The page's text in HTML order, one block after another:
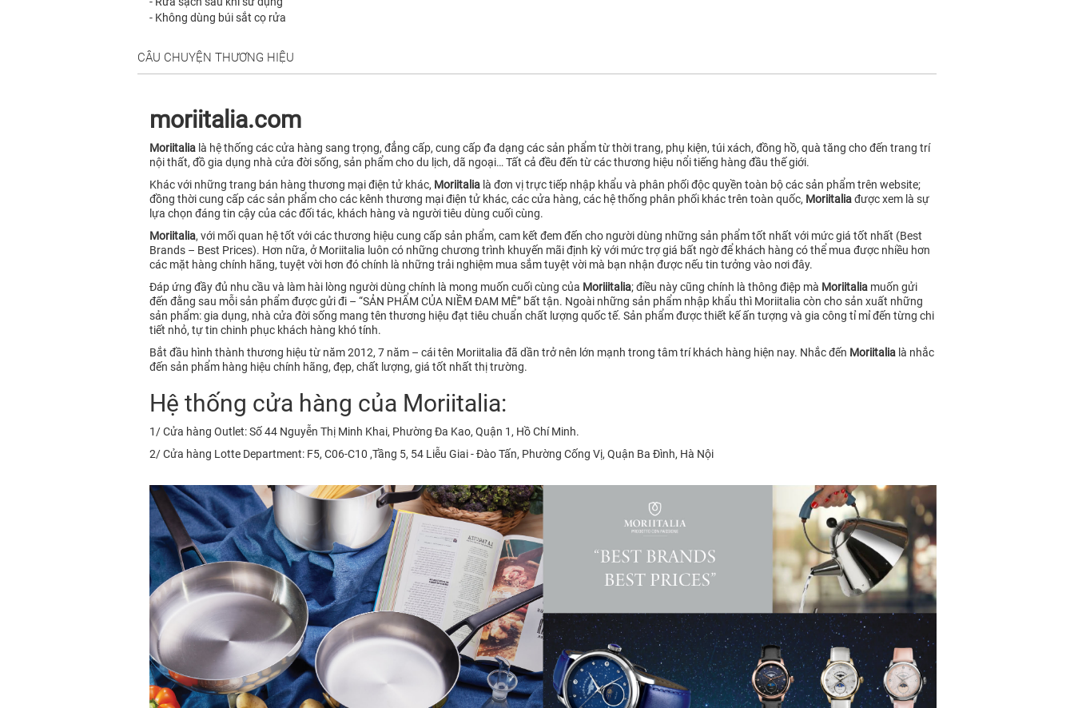
- Không dùng búi sắt cọ rửa
CÂU CHUYỆN THƯƠNG HIỆU
moriitalia.com
Moriitalia là hệ thống các cửa hàng sang trọng, đẳng cấp, cung cấp đa dạng các sản phẩm từ thời trang, phụ kiện, túi xách, đồng hồ, quà tăng cho đến trang trí
nội thất, đồ gia dụng nhà cửa đời sống, sản phẩm cho du lịch, dã ngoại… Tất cả đều đến từ các thương hiệu nổi tiếng hàng đầu thế giới.
Khác với những trang bán hàng thương mại điện tử khác, Moriitalia là đơn vị trực tiếp nhập khẩu và phân phối độc quyền toàn bộ các sản phẩm trên website;
đồng thời cung cấp các sản phẩm cho các kênh thương mại điện tử khác, các cửa hàng, các hệ thống phân phối khác trên toàn quốc, Moriitaliađược xem là sự
lựa chọn đáng tin cậy của các đối tác, khách hàng và người tiêu dùng cuối cùng.
Moriitalia, với mối quan hệ tốt với các thương hiệu cung cấp sản phẩm, cam kết đem đến cho người dùng những sản phẩm tốt nhất với mức giá tốt nhất (Best
Brands – Best Prices). Hơn nữa, ở Moriitalia luôn có những chương trình khuyến mãi định kỳ với mức trợ giá bất ngờ để khách hàng có thể mua được nhiều hơn
các mặt hàng chính hãng, tuyệt vời hơn đó chính là những trải nghiệm mua sắm tuyệt vời mà bạn nhận được nếu tin tưởng vào nơi đây.
Đáp ứng đầy đủ nhu cầu và làm hài lòng người dùng chính là mong muốn cuối cùng của Moriiitalia; điều này cũng chính là thông điệp mà Moriitalia muốn gửi
đến đằng sau mỗi sản phẩm được gửi đi – “SẢN PHẨM CỦA NIỀM ĐAM MÊ” bất tận. Ngoài những sản phẩm nhập khẩu thì Moriitalia còn cho sản xuất những
sản phẩm: gia dụng, nhà cửa đời sống mang tên thương hiệu đạt tiêu chuẩn chất lượng quốc tế. Sản phẩm được thiết kế ấn tượng và gia công tỉ mỉ đến từng chi
tiết nhỏ, tự tin chinh phục khách hàng khó tính.
Bắt đầu hình thành thương hiệu từ năm 2012, 7 năm – cái tên Moriitalia đã dần trở nên lớn mạnh trong tâm trí khách hàng hiện nay. Nhắc đến Moriitalia là nhắc
đến sản phẩm hàng hiệu chính hãng, đẹp, chất lượng, giá tốt nhất thị trường.
Hệ thống cửa hàng của Moriitalia:
1/ Cửa hàng Outlet: Số 44 Nguyễn Thị Minh Khai, Phường Đa Kao, Quận 1, Hồ Chí Minh.
2/ Cửa hàng Lotte Department: F5, C06-C10 ,Tầng 5, 54 Liễu Giai - Đào Tấn, Phường Cống Vị, Quận Ba Đình, Hà Nội